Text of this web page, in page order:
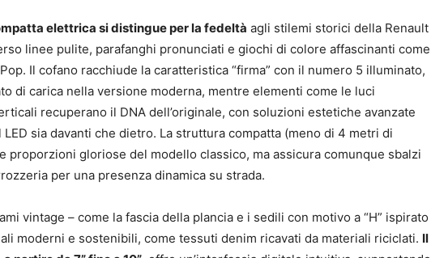
elettrica si distingue per la fedeltà agli stilemi storici della Renault
linee pulite, parafanghi pronunciati e giochi di colore affascinanti come
Il cofano racchiude la caratteristica “firma” con il numero 5 illuminato,
di carica nella versione moderna, mentre elementi come le luci
recuperano il DNA dell’originale, con soluzioni estetiche avanzate
sia davanti che dietro. La struttura compatta (meno di 4 metri di
proporzioni gloriose del modello classico, ma assicura comunque sbalzi
per una presenza dinamica su strada.
vintage – come la fascia della plancia e i sedili con motivo a “H” ispirato
moderni e sostenibili, come tessuti denim ricavati da materiali riciclati. Il